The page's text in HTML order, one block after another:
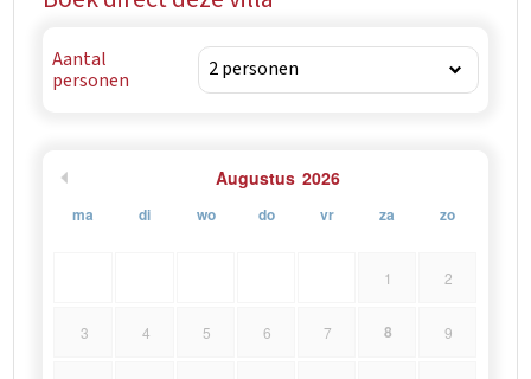
Aantal
personen
Augustus 2026
ma di wo do vr za zo
1 2
3 4 5 6 7 8 9